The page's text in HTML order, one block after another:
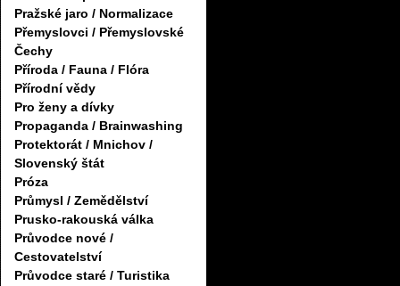
Pražské jaro / Normalizace
Přemyslovci / Přemyslovské
Čechy
Příroda / Fauna / Flóra
Přírodní vědy
Pro ženy a dívky
Propaganda / Brainwashing
Protektorát / Mnichov /
Slovenský štát
Próza
Průmysl / Zemědělství
Prusko-rakouská válka
Průvodce nové /
Cestovatelství
Průvodce staré / Turistika